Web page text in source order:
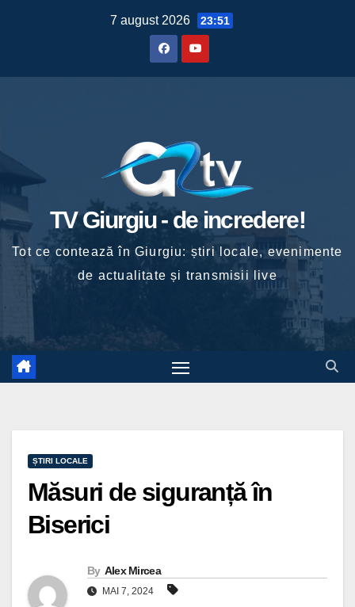
7 august 2026 23:51
TV Giurgiu - de incredere!
Tot ce contează în Giurgiu: știri locale, evenimente
de actualitate și transmisii live
ȘTIRI LOCALE
Măsuri de siguranță în
Biserici
By Alex Mircea
MAI 7, 2024